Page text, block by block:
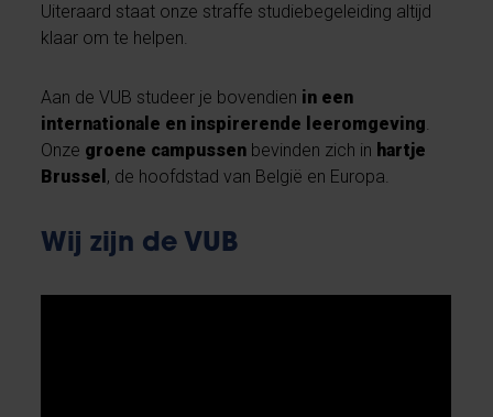
Uiteraard staat onze straffe studiebegeleiding altijd
klaar om te helpen.
Aan de VUB studeer je bovendien in een
internationale en inspirerende leeromgeving.
Onze groene campussen bevinden zich in hartje
Brussel , de hoofdstad van België en Europa.
Wij zijn de VUB